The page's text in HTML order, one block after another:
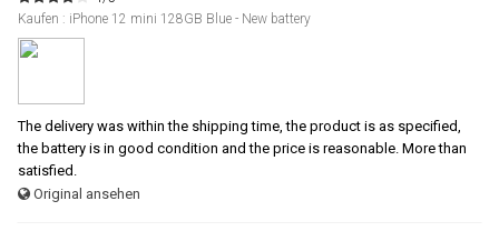
Kaufen : iPhone 12 mini 128GB Blue - New battery
The delivery was within the shipping time, the product is as specified,
the battery is in good condition and the price is reasonable. More than
satisfied.
Original ansehen